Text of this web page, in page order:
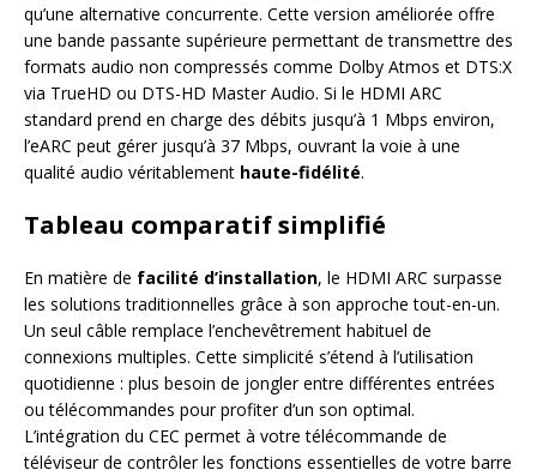
qu’une alternative concurrente. Cette version améliorée offre
une bande passante supérieure permettant de transmettre des
formats audio non compressés comme Dolby Atmos et DTS:X
via TrueHD ou DTS-HD Master Audio. Si le HDMI ARC
standard prend en charge des débits jusqu’à 1 Mbps environ,
l’eARC peut gérer jusqu’à 37 Mbps, ouvrant la voie à une
qualité audio véritablement haute-fidélité.
Tableau comparatif simplifié
En matière de facilité d’installation, le HDMI ARC surpasse
les solutions traditionnelles grâce à son approche tout-en-un.
Un seul câble remplace l’enchevêtrement habituel de
connexions multiples. Cette simplicité s’étend à l’utilisation
quotidienne : plus besoin de jongler entre différentes entrées
ou télécommandes pour profiter d’un son optimal.
L’intégration du CEC permet à votre télécommande de
téléviseur de contrôler les fonctions essentielles de votre barre